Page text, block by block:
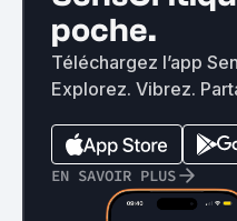
poche.
Téléchargez l’app
Explorez. Vibrez.
EN SAVOIR PLUS